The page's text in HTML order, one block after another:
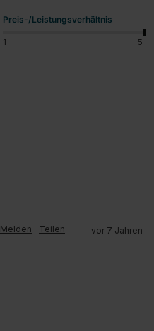
Preis-/Leistungsverhältnis
1
5
Melden Teilen vor 7 Jahren